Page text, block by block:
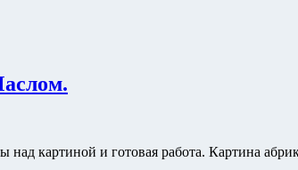
и готовая работа. Картина